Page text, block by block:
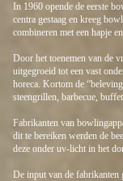
In 1960 opende de eerste
centra gestaag en kreeg
combineren met een hapje
Door het toenemen van de
uitgegroeid tot een vast
horeca. Kortom de
steengrillen, barbecue,
Fabrikanten van
dit te bereiken werden de
deze onder uv-licht in het
De input van de fabrikanten